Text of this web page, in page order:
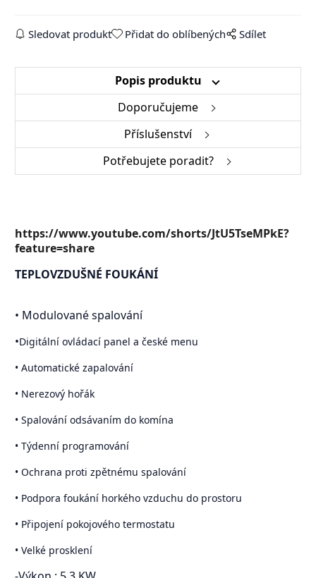
Sledovat produkt Přidat do oblíbených Sdílet
Popis produktu
Doporučujeme
Příslušenství
Potřebujete poradit?
https://www.youtube.com/shorts/JtU5TseMPkE?
feature=share
TEPLOVZDUŠNÉ FOUKÁNÍ
• Modulované spalování
•Digitální ovládací panel a české menu
• Automatické zapalování
• Nerezový hořák
• Spalování odsávaním do komína
• Týdenní programování
• Ochrana proti zpětnému spalování
• Podpora foukání horkého vzduchu do prostoru
• Připojení pokojového termostatu
• Velké prosklení